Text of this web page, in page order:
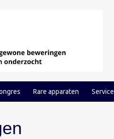
Rare apparaten Service